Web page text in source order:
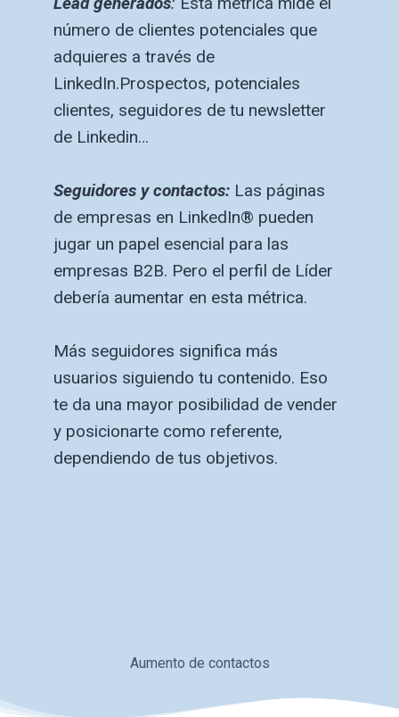
número de clientes potenciales que
adquieres a través de
LinkedIn.Prospectos, potenciales
clientes, seguidores de tu newsletter
de Linkedin…
Seguidores y contactos: Las páginas
de empresas en LinkedIn® pueden
jugar un papel esencial para las
empresas B2B. Pero el perfil de Líder
debería aumentar en esta métrica.
Más seguidores significa más
usuarios siguiendo tu contenido. Eso
te da una mayor posibilidad de vender
y posicionarte como referente,
dependiendo de tus objetivos.
Aumento de contactos